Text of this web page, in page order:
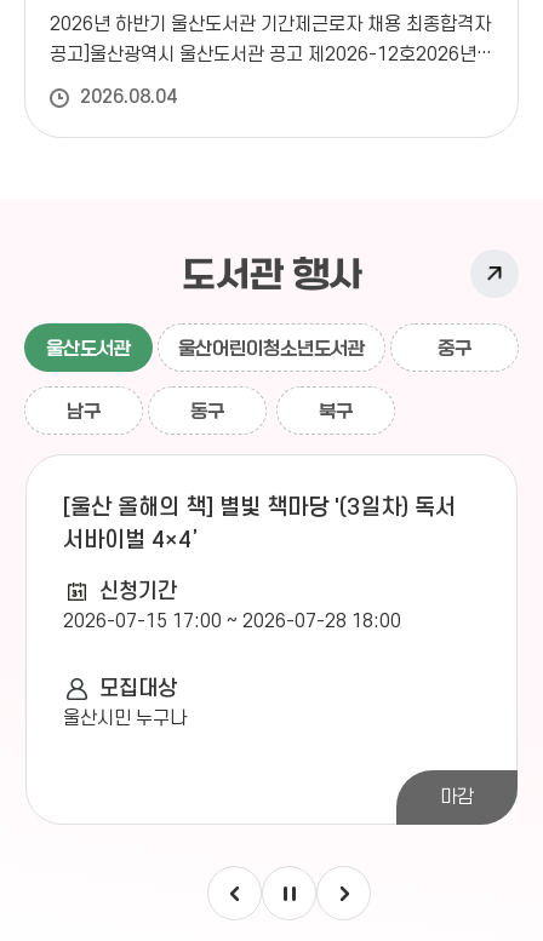
작은도서관
남외푸르지오 문고(사립)
옹달샘 작은도서관(사립)
남외푸르지오 2차문고(사립)
작은도서관
밝은미래 작은도서관(사립)
작은도서관
페다고지 책마을(사립)
작은도서관
작은도서관
꿈틀꿈틀 작은도서관(사립)
작은도서관
세린 작은도서관(사립)
작은도서관
견학신청 조회로 '승인'처리 여부 반드시 확인- 신청
취소는 신청일 일주일(7일) 전까지 가능- 무단 취소 및
무단 예약 변경시 다음번 견학신청 제한
채용 최종합격자 공고
2026년 하반기 울산도서관 기간제근로자 채용 최종합격자
공고]울산광역시 울산도서관 공고 제2026-12호2026년
하반기 울산도서관 기간제근로자 채용 최종합격자
2026.08.04
도서관 행사
울산도서관
[울산 올해의 책] 별빛 책마당 '(3일차) 독서
서바이벌 4×4’
신청기간
2026-07-15 17:00 ~ 2026-07-28 18:00
모집대상
울산시민 누구나
마감
울산어린이청소년도서관 중구
남구 동구 북구